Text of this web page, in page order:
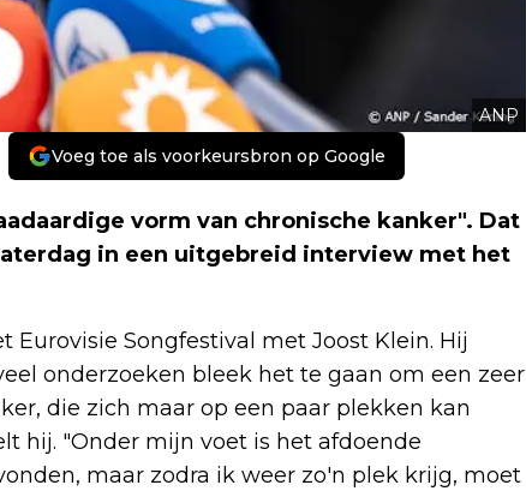
ANP
Voeg toe als voorkeursbron op Google
vorm van chronische kanker". Dat
in een uitgebreid interview met het
Songfestival met Joost Klein. Hij
onderzoeken bleek het te gaan om een zeer
die zich maar op een paar plekken kan
hij. "Onder mijn voet is het afdoende
maar zodra ik weer zo'n plek krijg, moet